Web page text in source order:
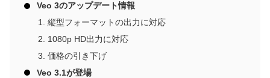
Veo 3のアップデート情報
縦型フォーマットの出力に対応
1080p HD出力に対応
価格の引き下げ
Veo 3.1が登場